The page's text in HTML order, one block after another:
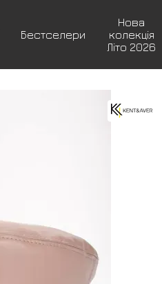
Бестселери
Нова
колекція
Літо 2026